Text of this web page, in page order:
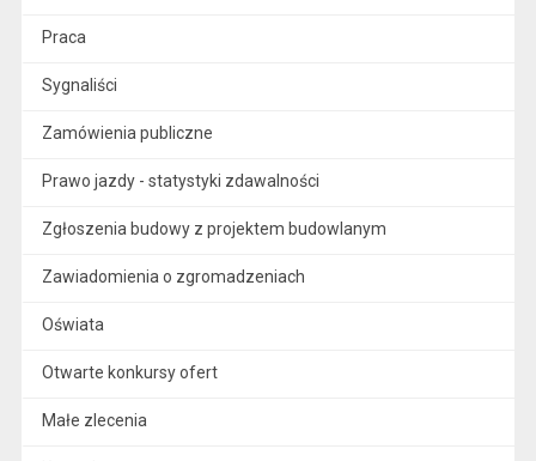
Praca
Sygnaliści
Zamówienia publiczne
Prawo jazdy - statystyki zdawalności
Zgłoszenia budowy z projektem budowlanym
Zawiadomienia o zgromadzeniach
Oświata
Otwarte konkursy ofert
Małe zlecenia